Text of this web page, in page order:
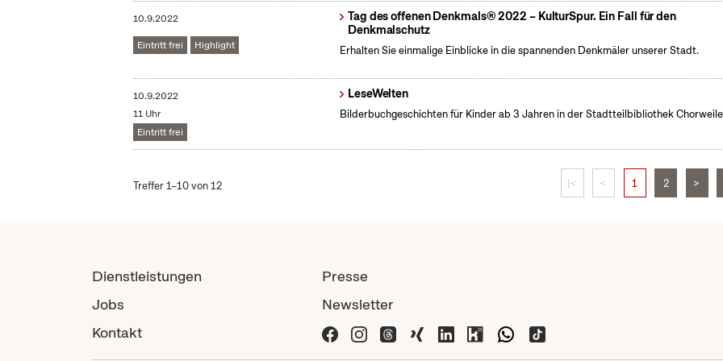
10.9.2022
Eintritt frei Highlight
Tag des offenen Denkmals® 2022 – KulturSpur. Ein Fall für den
Denkmalschutz
Erhalten Sie einmalige Einblicke in die spannenden Denkmäler unserer Stadt.
10.9.2022
11 Uhr
Eintritt frei
LeseWelten
Bilderbuchgeschichten für Kinder ab 3 Jahren in der Stadtteilbibliothek
Treffer 1–10 von 12 |< < 1 2 >
Dienstleistungen
Jobs
Kontakt
Presse
Newsletter